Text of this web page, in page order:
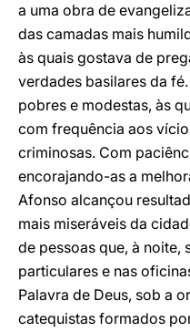
a uma obra de
das camadas mais
às quais gostava de
verdades basilares da
pobres e modestas, às
com frequência aos
criminosas. Com
encorajando-as a
Afonso alcançou
mais miseráveis da
de pessoas que, à noite,
particulares e nas
Palavra de Deus, sob a
catequistas formados